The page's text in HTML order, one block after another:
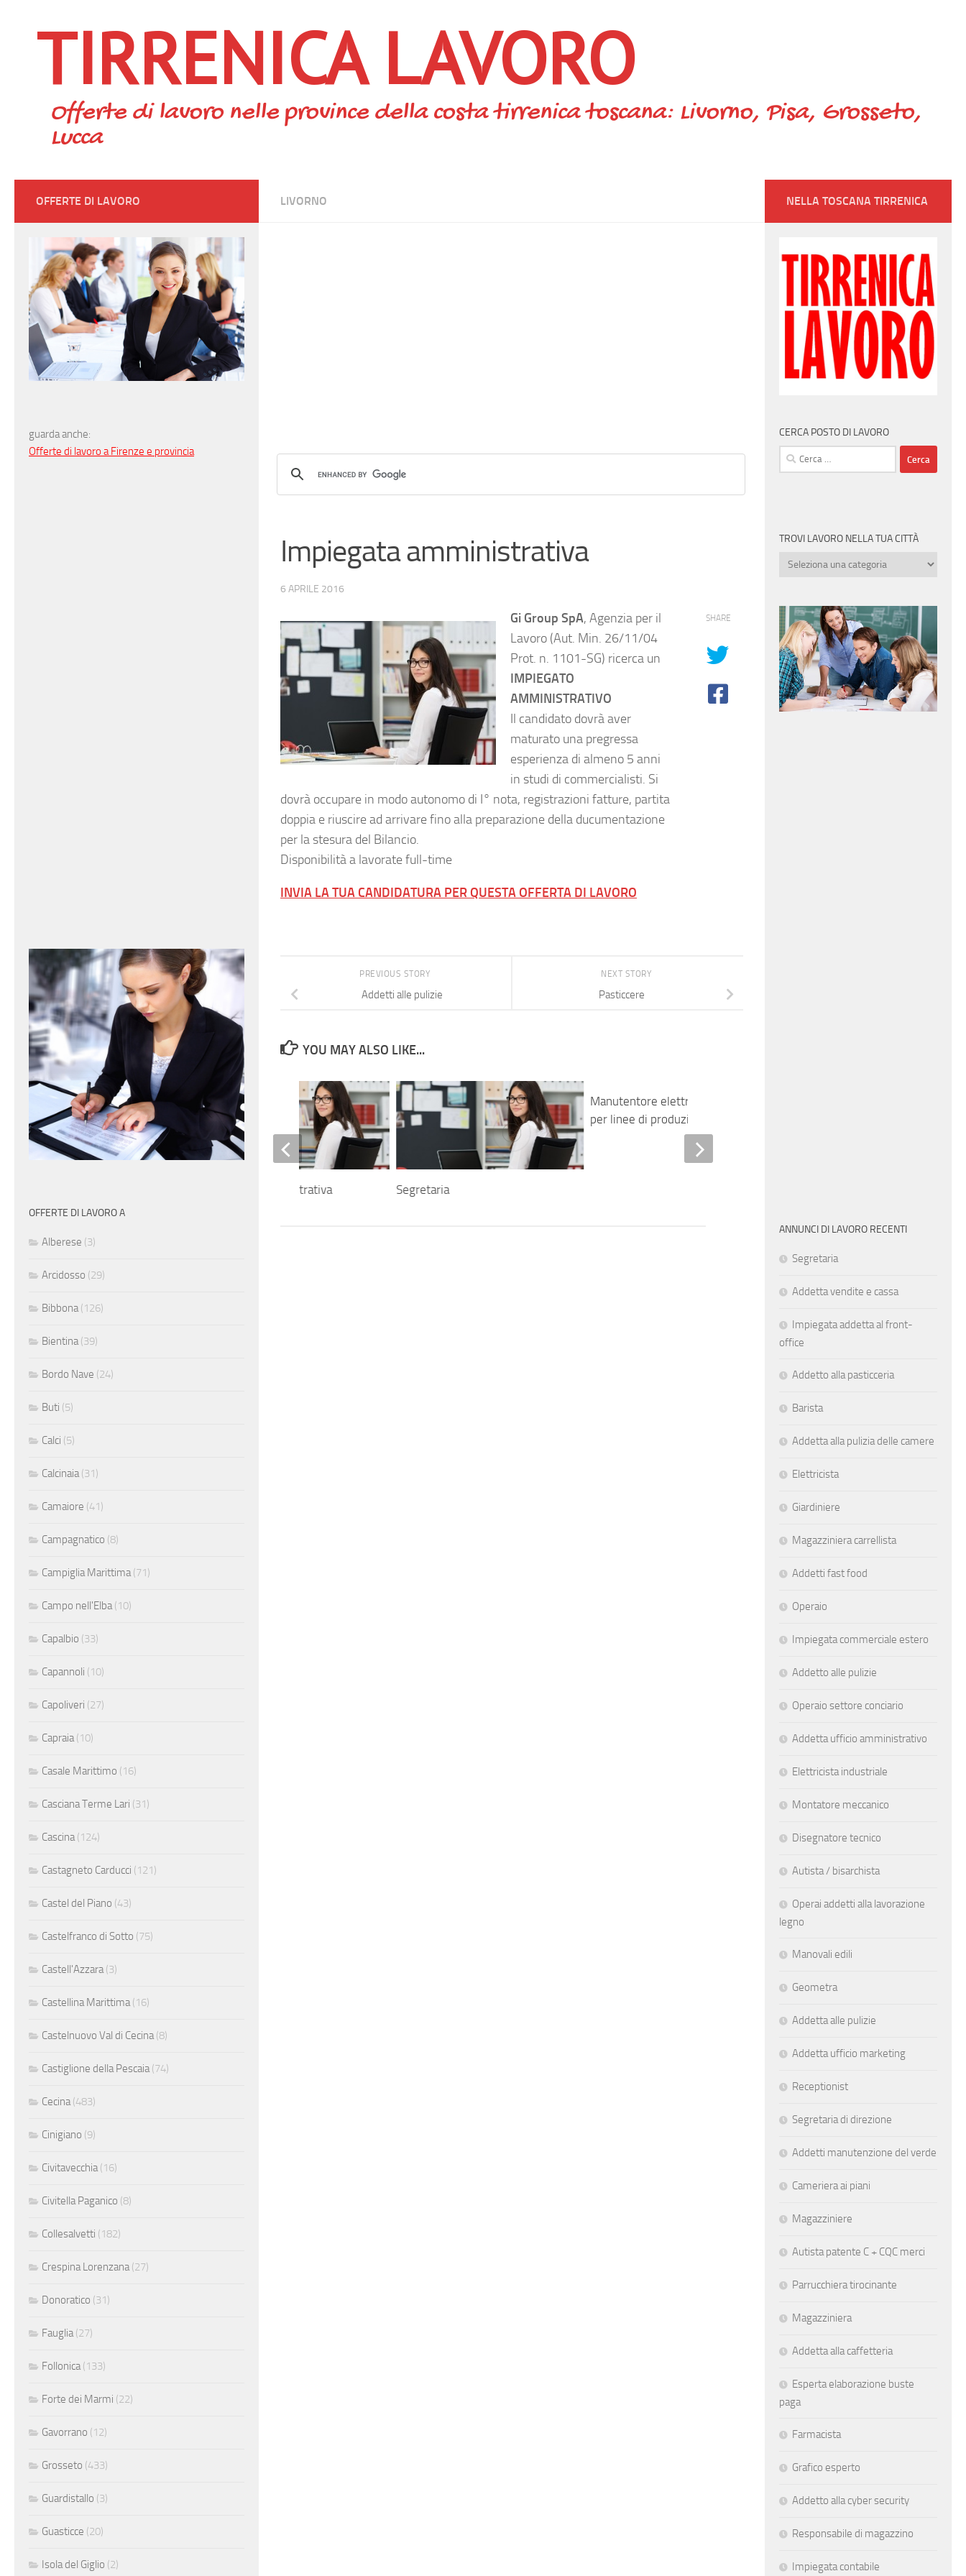
TIRRENICA LAVORO
Offerte di lavoro nelle province della costa tirrenica toscana: Livorno, Pisa, Grosseto,
Lucca
LIVORNO
Impiegata amministrativa
6 APRILE 2016
Gi Group SpA, Agenzia per il
Lavoro (Aut. Min. 26/11/04
Prot. n. 1101-SG) ricerca un
IMPIEGATO
AMMINISTRATIVO
Il candidato dovrà aver
maturato una pregressa
esperienza di almeno 5 anni
in studi di commercialisti. Si
dovrà occupare in modo autonomo di I° nota, registrazioni fatture, partita
doppia e riuscire ad arrivare fino alla preparazione della ducumentazione
per la stesura del Bilancio.
Disponibilità a lavorate full-time
INVIA LA TUA CANDIDATURA PER QUESTA OFFERTA DI LAVORO
SHARE
NEXT STORY
Pasticcere
PREVIOUS STORY
Addetti alle pulizie
YOU MAY ALSO LIKE...
Segretaria
Manutentore elettromeccanico
per linee di produzione
Impiegata amministrativa
OFFERTE DI LAVORO
guarda anche:
Offerte di lavoro a Firenze e provincia
OFFERTE DI LAVORO A
Alberese (3)
Arcidosso (29)
Bibbona(126)
Bientina(39)
Bordo Nave (24)
Buti (5)
Calci (5)
Calcinaia(31)
Camaiore (41)
Campagnatico (8)
Campiglia Marittima(71)
Campo nell'Elba(10)
Capalbio (33)
Capannoli (10)
Capoliveri (27)
Capraia(10)
Casale Marittimo (16)
Casciana Terme Lari (31)
Cascina(124)
Castagneto Carducci (121)
Castel del Piano (43)
Castelfranco di Sotto (75)
Castell'Azzara(3)
Castellina Marittima(16)
Castelnuovo Val di Cecina(8)
Castiglione della Pescaia(74)
Cecina(483)
Cinigiano (9)
Civitavecchia(16)
Civitella Paganico (8)
Collesalvetti (182)
Crespina Lorenzana(27)
Donoratico (31)
Fauglia(27)
Follonica(133)
Forte dei Marmi (22)
Gavorrano (12)
Grosseto (433)
Guardistallo (3)
Guasticce (20)
Isola del Giglio (2)
NELLA TOSCANA TIRRENICA
CERCA POSTO DI LAVORO
Ricerca
per:
TROVI LAVORO NELLA TUA CITTÀ
Trovi
tua
città
ANNUNCI DI LAVORO RECENTI
Segretaria
Addetta vendite e cassa
Impiegata addetta al front-
office
Addetto alla pasticceria
Barista
Addetta alla pulizia delle camere
Elettricista
Giardiniere
Magazziniera carrellista
Addetti fast food
Operaio
Impiegata commerciale estero
Addetto alle pulizie
Operaio settore conciario
Addetta ufficio amministrativo
Elettricista industriale
Montatore meccanico
Disegnatore tecnico
Autista / bisarchista
Operai addetti alla lavorazione
legno
Manovali edili
Geometra
Addetta alle pulizie
Addetta ufficio marketing
Receptionist
Segretaria di direzione
Addetti manutenzione del verde
Cameriera ai piani
Magazziniere
Autista patente C + CQC merci
Parrucchiera tirocinante
Magazziniera
Addetta alla caffetteria
Esperta elaborazione buste
paga
Farmacista
Grafico esperto
Addetto alla cyber security
Responsabile di magazzino
Impiegata contabile